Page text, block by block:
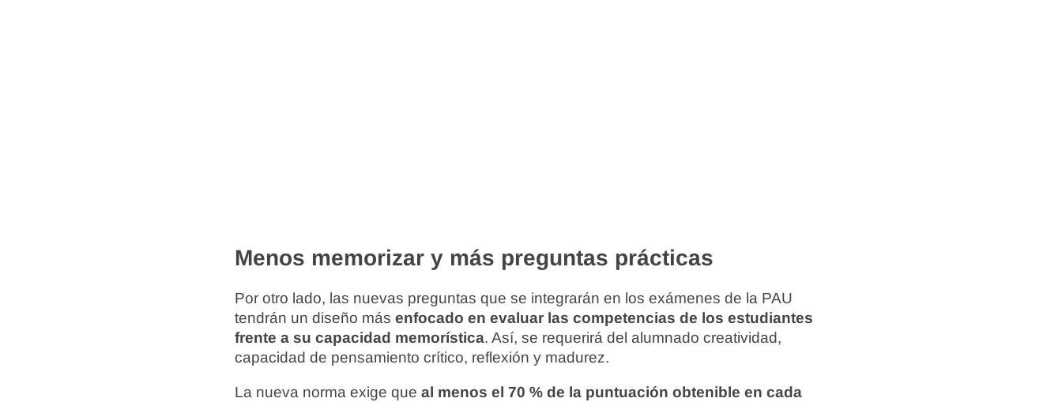
Menos memorizar y más preguntas prácticas
Por otro lado, las nuevas preguntas que se integrarán en los exámenes de la PAU
tendrán un diseño más enfocado en evaluar las competencias de los estudiantes
frente a su capacidad memorística. Así, se requerirá del alumnado creatividad,
capacidad de pensamiento crítico, reflexión y madurez.
La nueva norma exige que al menos el 70 % de la puntuación obtenible en cada